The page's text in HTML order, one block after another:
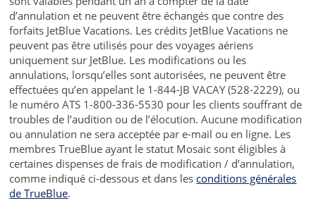
d’annulation et ne peuvent être échangés que contre des
forfaits JetBlue Vacations. Les crédits JetBlue Vacations ne
peuvent pas être utilisés pour des voyages aériens
uniquement sur JetBlue. Les modifications ou les
annulations, lorsqu’elles sont autorisées, ne peuvent être
effectuées qu’en appelant le 1-844-JB VACAY (528-2229), ou
le numéro ATS 1-800-336-5530 pour les clients souffrant de
troubles de l’audition ou de l’élocution. Aucune modification
ou annulation ne sera acceptée par e-mail ou en ligne. Les
membres TrueBlue ayant le statut Mosaic sont éligibles à
certaines dispenses de frais de modification / d’annulation,
comme indiqué ci-dessous et dans les conditions générales
de TrueBlue.